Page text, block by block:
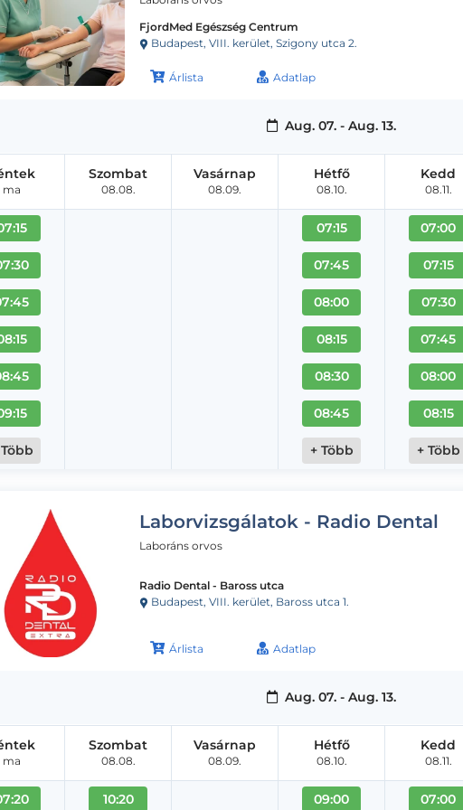
FjordMed Egészség Centrum
Budapest, VIII. kerület, Szigony utca 2.
Árlista Adatlap
Aug. 07. - Aug. 13.
ma
Szombat
08.08.
Vasárnap
08.09.
Hétfő
08.10.
07:15
07:45
08:00
08:15
08:30
08:45
+ Több
Kedd
08.11.
07:00
07:15
07:30
07:45
08:00
08:15
+ Több
Laborvizsgálatok - Radio Dental
Laboráns orvos
Radio Dental - Baross utca
Budapest, VIII. kerület, Baross utca 1.
Árlista Adatlap
Aug. 07. - Aug. 13.
ma
Szombat
08.08.
10:20
Vasárnap
08.09.
Hétfő
08.10.
09:00
Kedd
08.11.
07:00